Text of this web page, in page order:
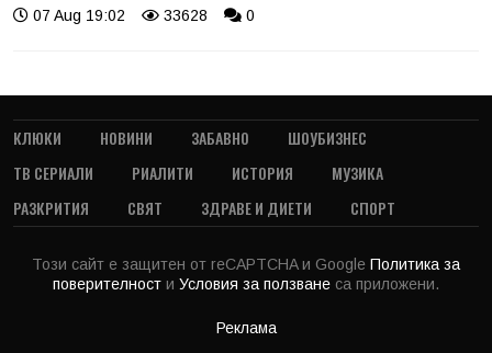
07 Aug 19:02 33628 0
КЛЮКИ НОВИНИ ЗАБАВНО
ШОУБИЗНЕС
ТВ СЕРИАЛИ
РИАЛИТИ ИСТОРИЯ
МУЗИКА
РАЗКРИТИЯ
СВЯТ ЗДРАВЕ И ДИЕТИ СПОРТ
Този сайт е защитен от reCAPTCHA и Google Политика за
поверителност и Условия за ползване са приложени.
Реклама